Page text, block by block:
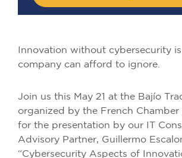
Innovation without cybersecurity
company can afford to ignore.
Join us this May 21 at the Bajío
organized by the French Chamber
for the presentation by our IT
Advisory Partner, Guillermo
“Cybersecurity Aspects of